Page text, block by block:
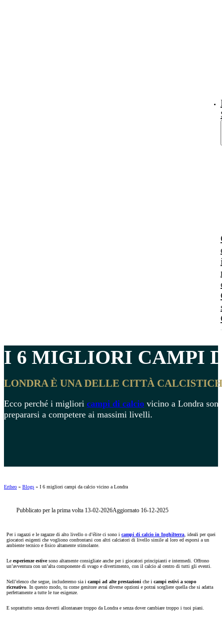
I 6 MIGLIORI CAMPI
LONDRA È UNA DELLE CITTÀ
Ecco perché i migliori campi di calcio vicino a Londra
prepararsi a competere ai massimi livelli.
Ertheo » Blogs » I 6 migliori campi da calcio vicino a Londra
Pubblicato per la prima volta 13-02-2026Aggiornato 16-12-2025
Per i ragazzi e le ragazze di alto livello o d’élite ci sono i campi di calcio in Inghilterra , ideali per quei
giocatori esigenti che vogliono confrontarsi con altri calciatori di livello simile al loro ed esporsi a un
ambiente tecnico e fisico altamente stimolante.
Le esperienze estivesono altamente consigliate anche per i giocatori principianti e intermedi. Offrono
un’avventura con un’alta componente di svago e divertimento, con il calcio al centro di tutti gli eventi.
Nell’elenco che segue, includeremo sia i campi ad alte prestazioni che i campi estivi a scopo
ricreativo . In questo modo, tu come genitore avrai diverse opzioni e potrai scegliere quella che si adatta
perfettamente a tutte le tue esigenze.
E soprattutto senza doverti allontanare troppo da Londra e senza dover cambiare troppo i tuoi piani.